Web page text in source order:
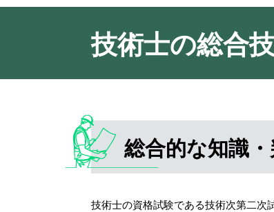
技術士の総合
総合的な知識
技術士の資格試験である技術次第二次